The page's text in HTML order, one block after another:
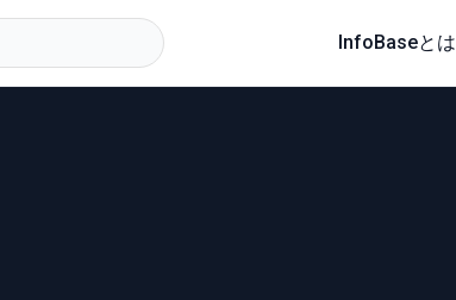
InfoBaseとは